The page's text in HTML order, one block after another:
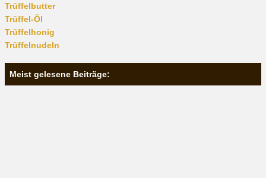
Trüffelbutter
Trüffel-Öl
Trüffelhonig
Trüffelnudeln
Meist gelesene Beiträge: